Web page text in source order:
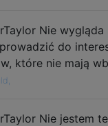
Nie
do
które nie mają
Nie jestem